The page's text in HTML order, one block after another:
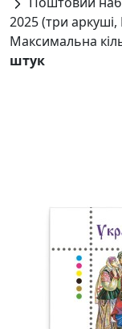
2025 (три
Максимальна
штук